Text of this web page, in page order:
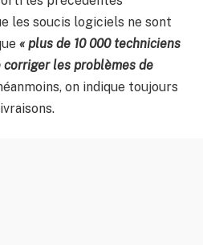
les soucis logiciels ne sont
« plus de 10 000 techniciens
les problèmes de
on indique toujours